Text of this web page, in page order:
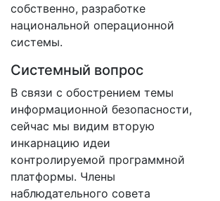
собственно, разработке
национальной операционной
системы.
Системный вопрос
В связи с обострением темы
информационной безопасности,
сейчас мы видим вторую
инкарнацию идеи
контролируемой программной
платформы. Члены
наблюдательного совета